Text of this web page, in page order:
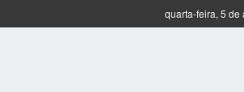
quarta-feira, 5 de